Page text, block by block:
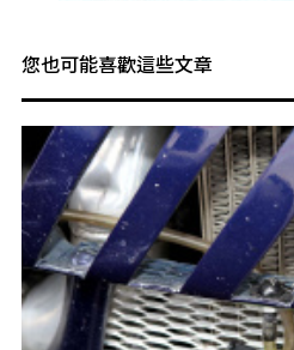
您也可能喜歡這些文章